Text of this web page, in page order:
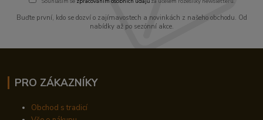
Buďte první, kdo se dozví o zajímavostech a novinkách z našeho obchodu. Od
nabídky až po sezónní akce.
PRO ZÁKAZNÍKY
Obchod s tradicí